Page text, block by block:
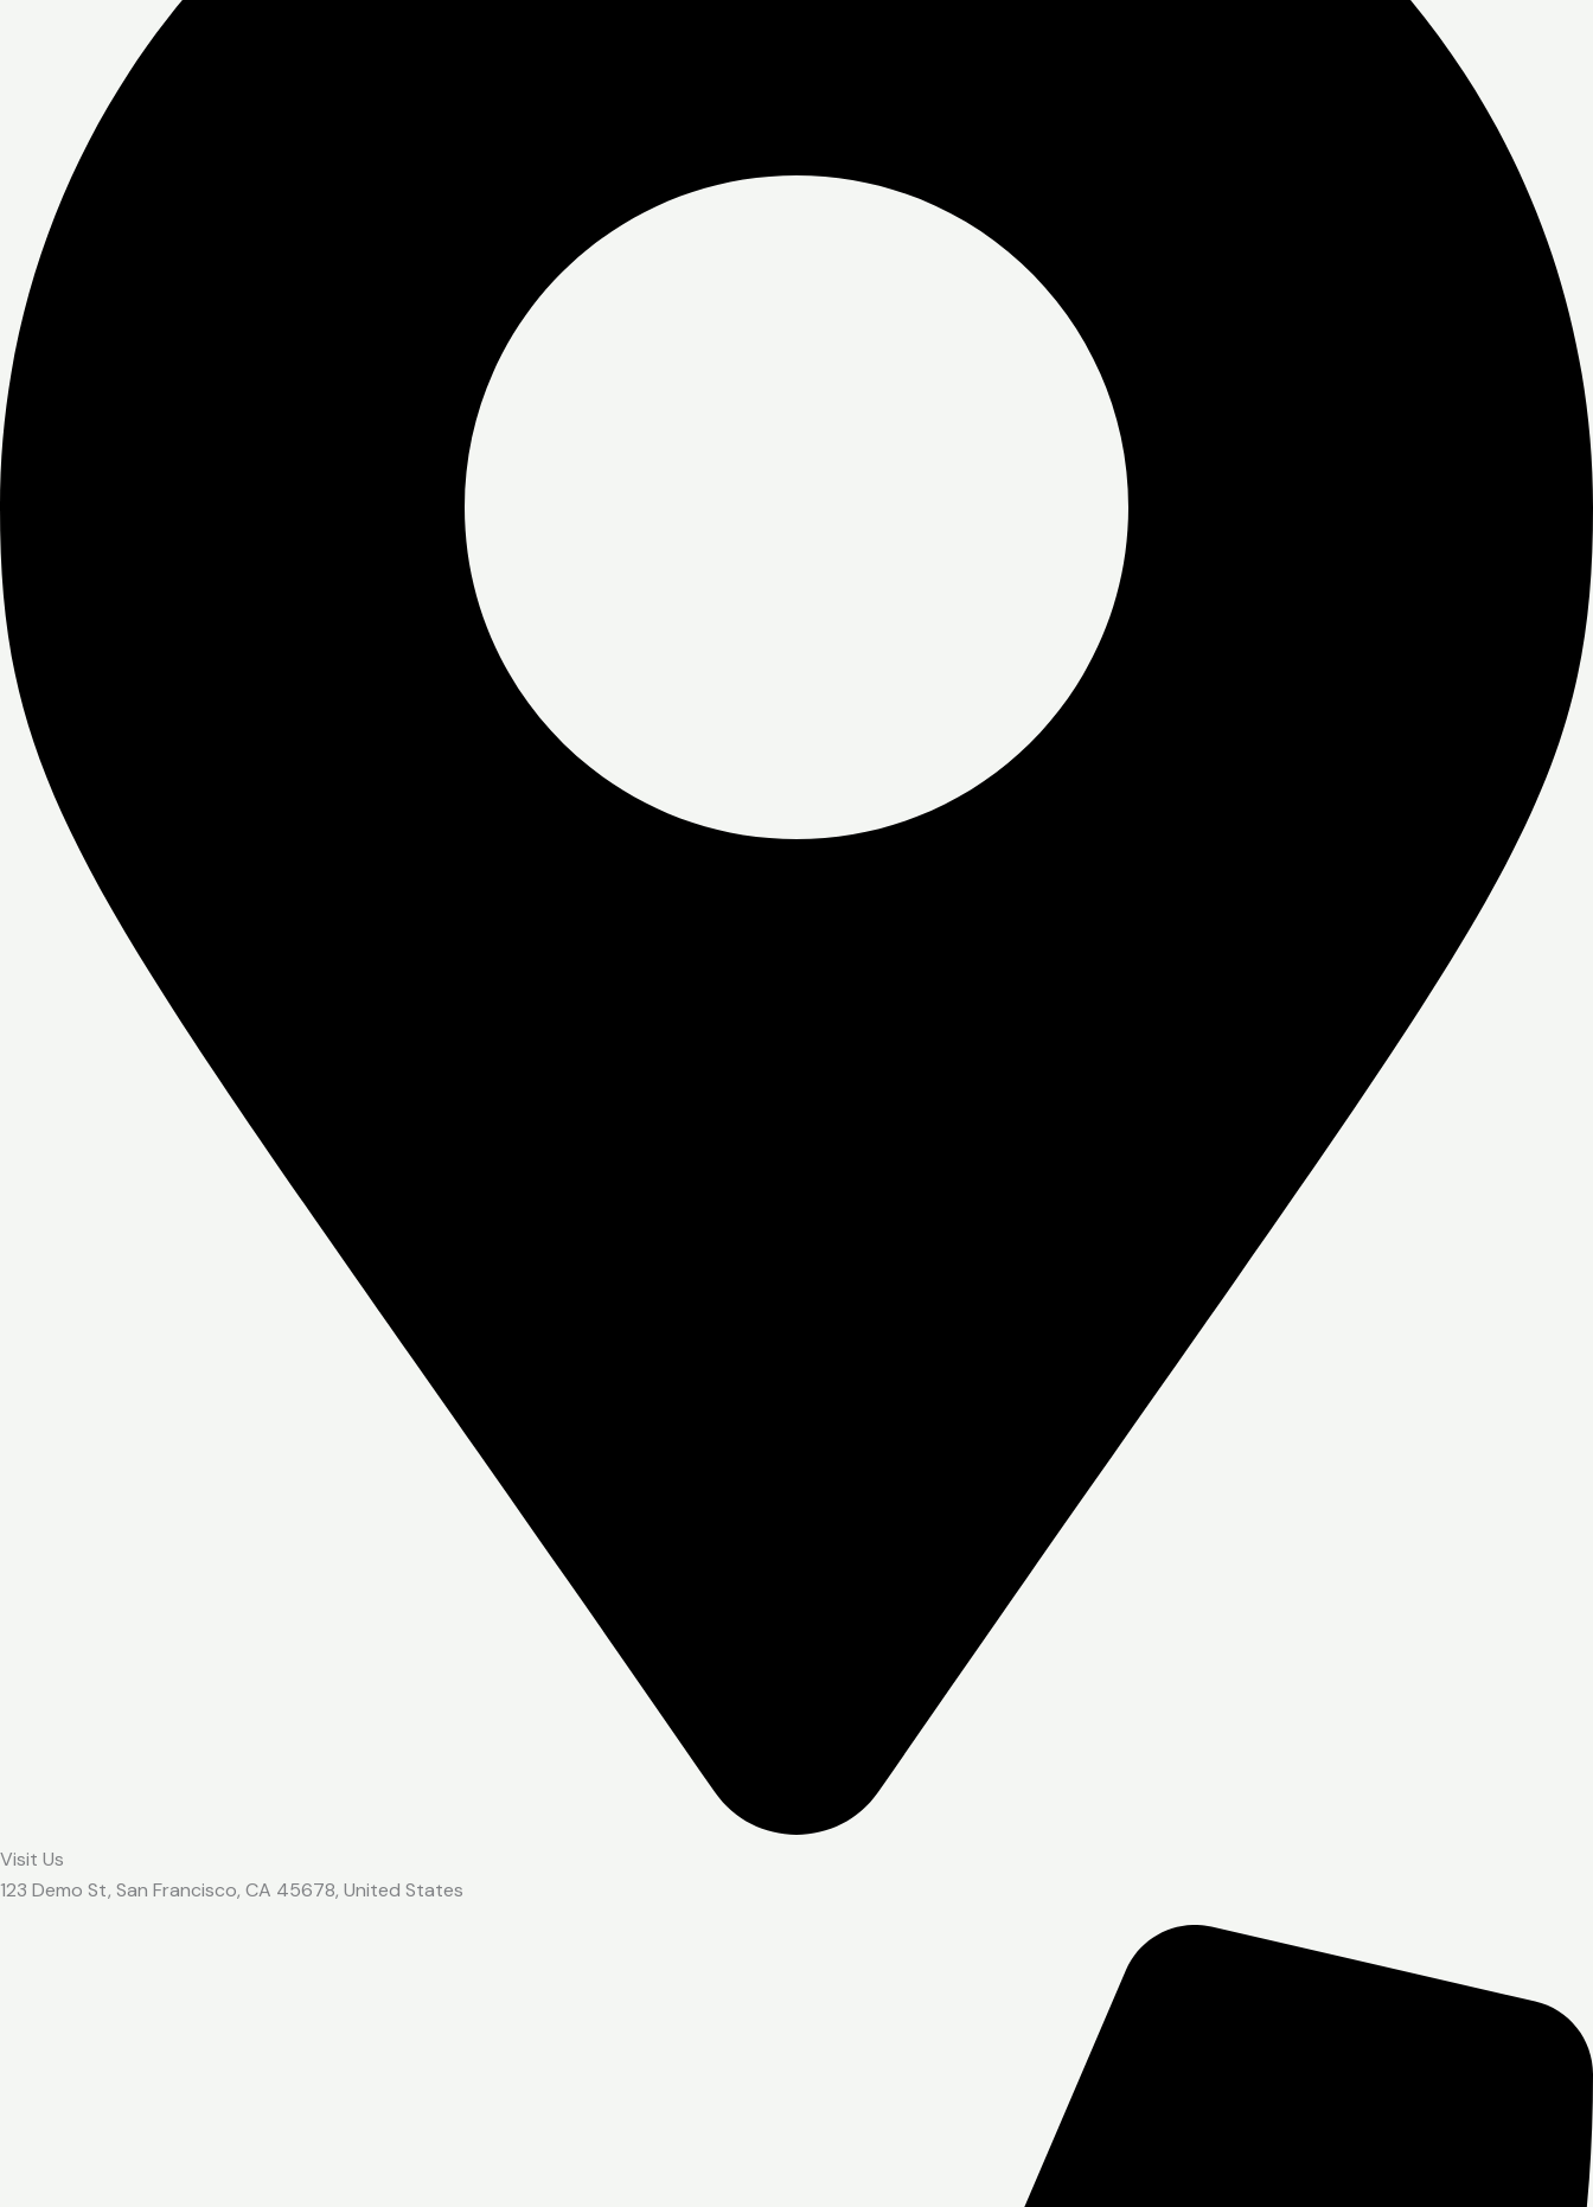
Visit Us
123 Demo St, San Francisco, CA 45678, United States